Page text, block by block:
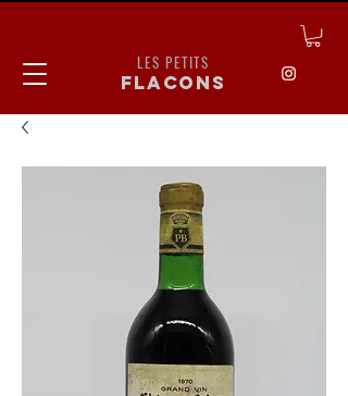
LES PETITS
flacons